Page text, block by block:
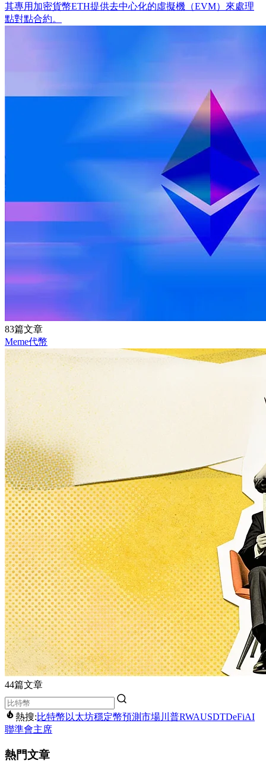
其專用加密貨幣ETH提供去中心化的虛擬機（EVM）來處理
點對點合約。
83篇文章
Meme代幣
44篇文章
熱搜:比特幣 以太坊穩定幣預測市場川普RWAUSDTDeFiAI
聯準會主席
熱門文章